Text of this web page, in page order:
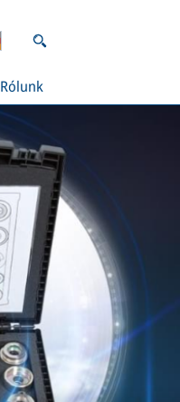
Rólunk